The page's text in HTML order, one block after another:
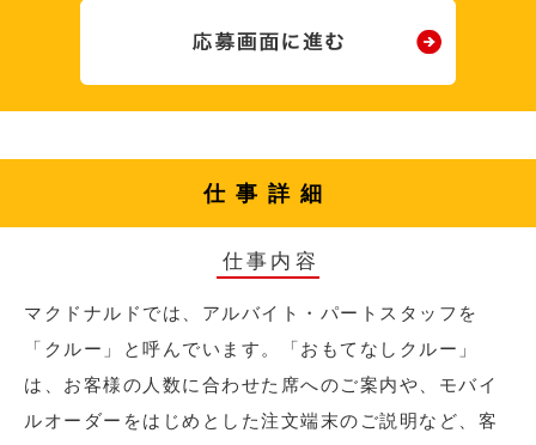
仕事詳細
仕事内容
マクドナルドでは、アルバイト・パートスタッフを
「クルー」と呼んでいます。「おもてなしクルー」
は、お客様の人数に合わせた席へのご案内や、モバイ
ルオーダーをはじめとした注文端末のご説明など、客